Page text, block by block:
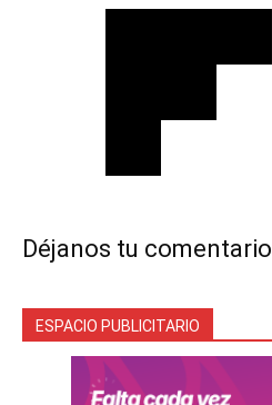
Déjanos tu comentario
ESPACIO PUBLICITARIO